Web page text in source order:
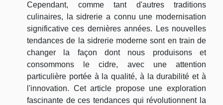
Cependant, comme tant d'autres traditions
culinaires, la sidrerie a connu une modernisation
significative ces dernières années. Les nouvelles
tendances de la sidrerie moderne sont en train de
changer la façon dont nous produisons et
consommons le cidre, avec une attention
particulière portée à la qualité, à la durabilité et à
l'innovation. Cet article propose une exploration
fascinante de ces tendances qui révolutionnent la